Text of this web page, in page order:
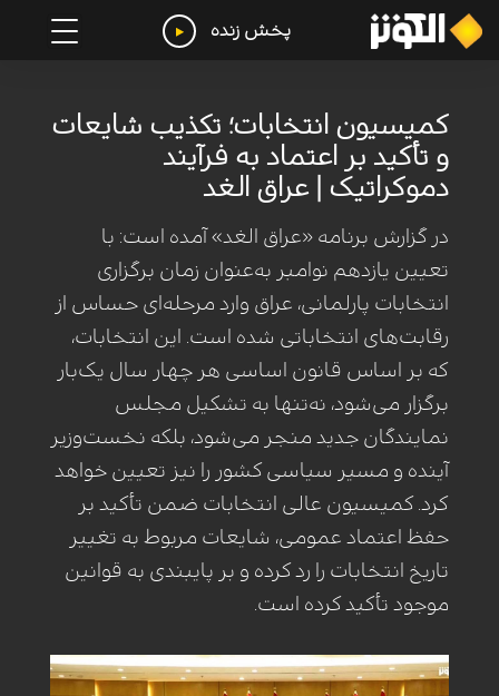
پخش زنده
کمیسیون انتخابات؛ تکذیب شایعات
و تأکید بر اعتماد به فرآیند
دموکراتیک | عراق الغد
در گزارش برنامه «عراق الغد» آمده است: با
تعیین یازدهم نوامبر به‌عنوان زمان برگزاری
انتخابات پارلمانی، عراق وارد مرحله‌ای حساس از
رقابت‌های انتخاباتی شده است. این انتخابات،
که بر اساس قانون اساسی هر چهار سال یک‌بار
برگزار می‌شود، نه‌تنها به تشکیل مجلس
نمایندگان جدید منجر می‌شود، بلکه نخست‌وزیر
آینده و مسیر سیاسی کشور را نیز تعیین خواهد
کرد. کمیسیون عالی انتخابات ضمن تأکید بر
حفظ اعتماد عمومی، شایعات مربوط به تغییر
تاریخ انتخابات را رد کرده و بر پایبندی به قوانین
موجود تأکید کرده است.